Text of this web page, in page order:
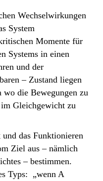
Wechselwirkungen
System
Momente für
Systems in einen
und der
– Zustand liegen
wo die Bewegungen zu
Gleichgewicht zu
das Funktionieren
Ziel aus – nämlich
– bestimmen.
Typs: „wenn A